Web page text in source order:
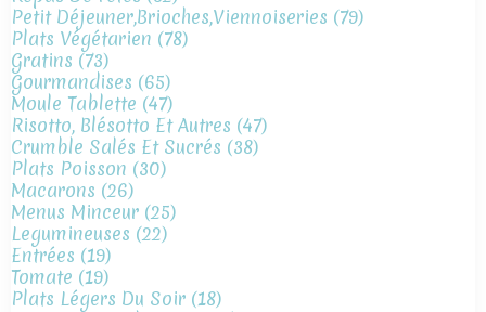
Petit Déjeuner,brioches,viennoiseries (79)
Plats Végétarien (78)
Gratins (73)
Gourmandises (65)
Moule Tablette (47)
Risotto, Blésotto Et Autres (47)
Crumble Salés Et Sucrés (38)
Plats Poisson (30)
Macarons (26)
Menus Minceur (25)
Legumineuses (22)
Entrées (19)
Tomate (19)
Plats Légers Du Soir (18)